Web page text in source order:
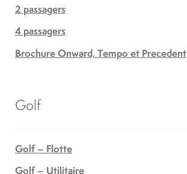
2 passagers
4 passagers
Brochure Onward, Tempo et Precedent
Golf
Golf – Flotte
Golf – Utilitaire